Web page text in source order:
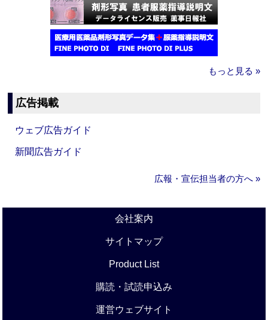
もっと見る »
広告掲載
ウェブ広告ガイド
新聞広告ガイド
広報・宣伝担当者の方へ »
会社案内
サイトマップ
Product List
購読・試読申込み
運営ウェブサイト